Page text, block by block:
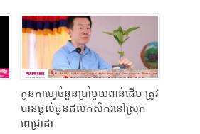
កូនកាហ្វេចំនួនប្រាំមួយពាន់ដើម ត្រូវ
បានផ្តល់ជូនដល់កសិករនៅស្រុក
ពេជ្រាដា